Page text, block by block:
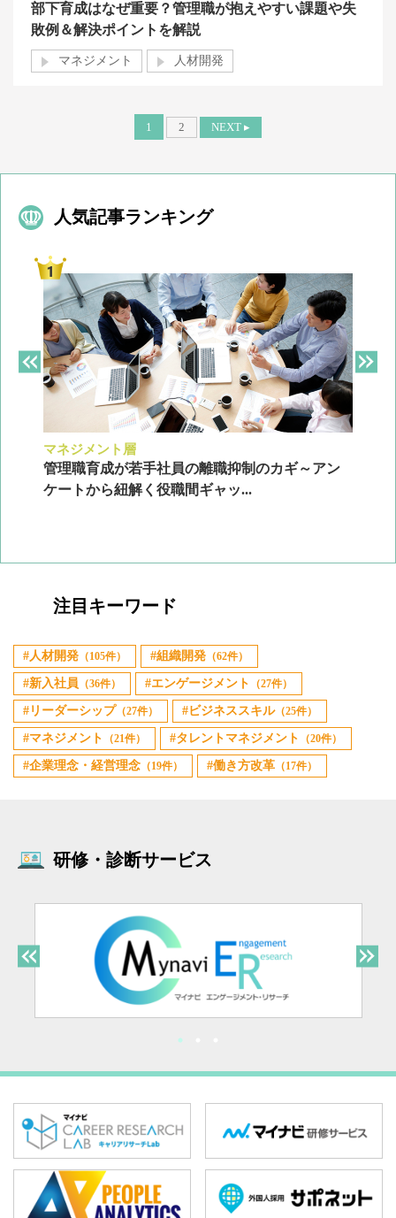
部下育成はなぜ重要？管理職が抱えやすい課題や失
敗例＆解決ポイントを解説
マネジメント 人材開発
1 2 NEXT ▸
人気記事ランキング
マネジメント層
管理職育成が若手社員の離職抑制のカギ～アン
ケートから紐解く役職間ギャッ...
注目キーワード
人材開発 （105件） 組織開発 （62件）
新入社員 （36件） エンゲージメント （27件）
リーダーシップ （27件） ビジネススキル（25件）
マネジメント （21件） タレントマネジメント （20件）
企業理念・経営理念 （19件） 働き方改革 （17件）
研修・診断サービス